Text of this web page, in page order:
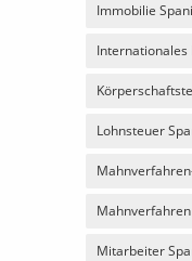
Immobilie
Lohnsteuer
Mitarbeiter